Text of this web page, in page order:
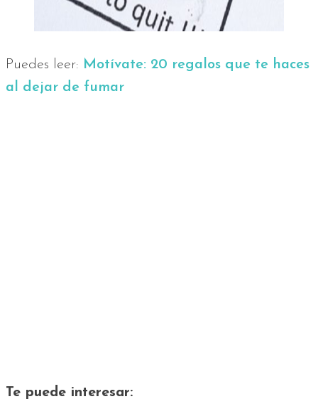
Puedes leer: Motívate: 20 regalos que te haces
al dejar de fumar
Te puede interesar: